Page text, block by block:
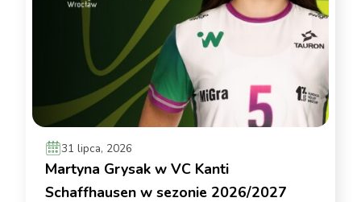
31 lipca, 2026
Martyna Grysak w VC Kanti
Schaffhausen w sezonie 2026/2027